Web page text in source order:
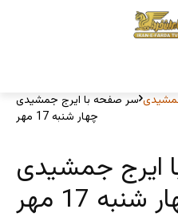
سر صفحه با ایرج جمشیدی
چهار شنبه 17 مهر
ایرج جمشیدی
شنبه 17 مهر